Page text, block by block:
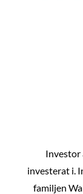
Investor
investerat i.
familjen